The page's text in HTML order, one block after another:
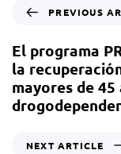
PREVIOUS
El programa
la
mayores de
NEXT ARTICLE